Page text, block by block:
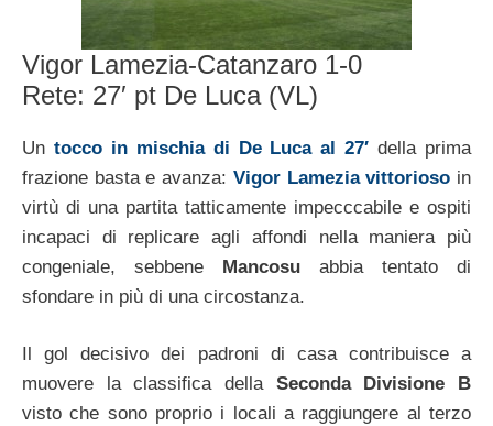
Vigor Lamezia-Catanzaro 1-0
Rete: 27′ pt De Luca (VL)
Un tocco in mischia di De Luca al 27′ della prima
frazione basta e avanza: Vigor Lamezia vittorioso in
virtù di una partita tatticamente impecccabile e ospiti
incapaci di replicare agli affondi nella maniera più
congeniale, sebbene Mancosu abbia tentato di
sfondare in più di una circostanza.
Il gol decisivo dei padroni di casa contribuisce a
muovere la classifica della Seconda Divisione B
visto che sono proprio i locali a raggiungere al terzo